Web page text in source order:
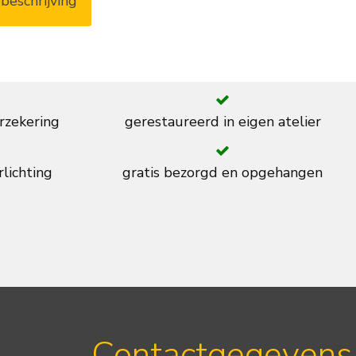
gerestaureerd in eigen atelier
gratis bezorgd en opgehangen